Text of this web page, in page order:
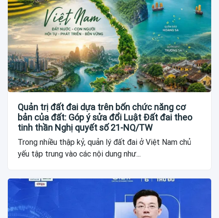
Quản trị đất đai dựa trên bốn chức năng cơ
bản của đất: Góp ý sửa đổi Luật Đất đai theo
tinh thần Nghị quyết số 21-NQ/TW
Trong nhiều thập kỷ, quản lý đất đai ở Việt Nam chủ
yếu tập trung vào các nội dung như...